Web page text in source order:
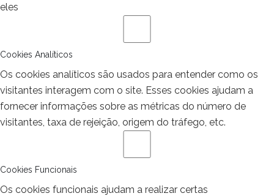
eles
Cookies Analíticos
Os cookies analíticos são usados para entender como os
visitantes interagem com o site. Esses cookies ajudam a
fornecer informações sobre as métricas do número de
visitantes, taxa de rejeição, origem do tráfego, etc.
Cookies Funcionais
Os cookies funcionais ajudam a realizar certas